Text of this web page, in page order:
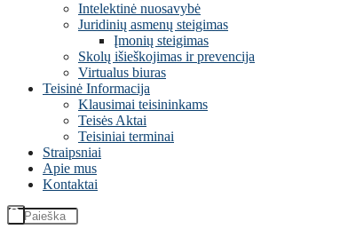
Intelektinė nuosavybė
Juridinių asmenų steigimas
Įmonių steigimas
Skolų išieškojimas ir prevencija
Virtualus biuras
Teisinė Informacija
Klausimai teisininkams
Teisės Aktai
Teisiniai terminai
Straipsniai
Apie mus
Kontaktai